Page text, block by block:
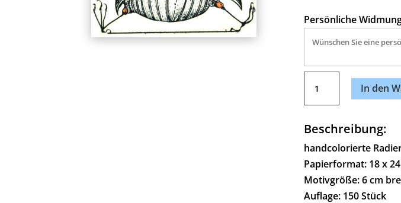
Persönliche
Menge
In den
A
r
n
a
t
i
Beschreibung:
handcolorierte
Papierformat: 18 x
Motivgröße: 6 cm
Auflage: 150 Stück